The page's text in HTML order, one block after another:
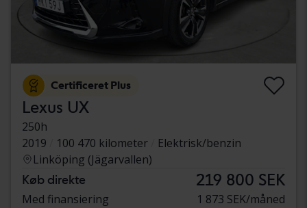
Certificeret Plus
Lexus UX
250h
2019
100 470 kilometer
Elektrisk/benzin
Linköping (Jägarvallen)
Køb direkte 219 800 SEK
Med finansiering 1 873 SEK/måned